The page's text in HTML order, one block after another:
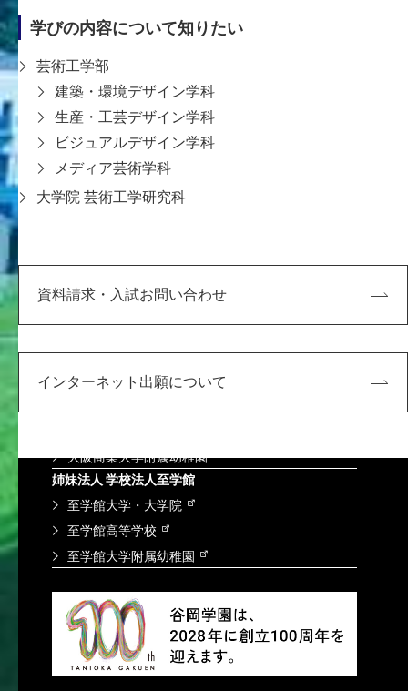
学びの内容について知りたい
芸術工学部
建築・環境デザイン学科
生産・工芸デザイン学科
ビジュアルデザイン学科
メディア芸術学科
大学院 芸術工学研究科
資料請求・入試お問い合わせ
インターネット出願について
TEL:078-794-2112（代表）
FAX:078-794-5027
大学案内
教育
研究・社会連携
学内向け
KDUポータル
谷岡学園グループ
学校法人 谷岡学園
大阪商業大学・大学院
大阪商業大学高等学校
大阪商業大学附属幼稚園
姉妹法人 学校法人至学館
至学館大学・大学院
至学館高等学校
至学館大学附属幼稚園